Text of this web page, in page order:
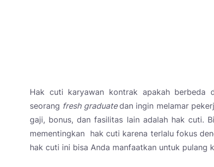
Hak cuti karyawan kontrak apakah berbeda
seorang fresh graduatedan ingin melamar
gaji, bonus, dan fasilitas lain adalah hak cuti.
mementingkan hak cuti karena terlalu fokus
hak cuti ini bisa Anda manfaatkan untuk pulang